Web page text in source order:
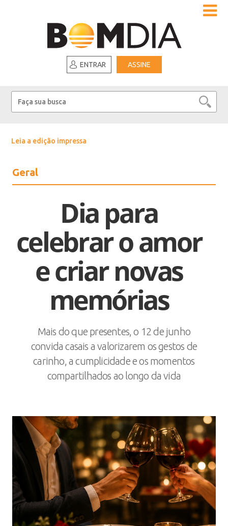
ENTRAR ASSINE
Leia a edição impressa
Geral
Dia para
celebrar o amor
e criar novas
memórias
Mais do que presentes, o 12 de junho
convida casais a valorizarem os gestos de
carinho, a cumplicidade e os momentos
compartilhados ao longo da vida